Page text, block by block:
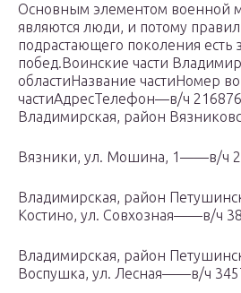
Основным элементом военной
являются люди, и потому
подрастающего поколения есть
побед.Воинские части
областиНазвание частиНомер
частиАдресТелефон—в/ч
Владимирская, район
Вязники, ул. Мошина, 1——в/ч
Владимирская, район
Костино, ул. Совхозная——в/ч
Владимирская, район
Воспушка, ул. Лесная——в/ч